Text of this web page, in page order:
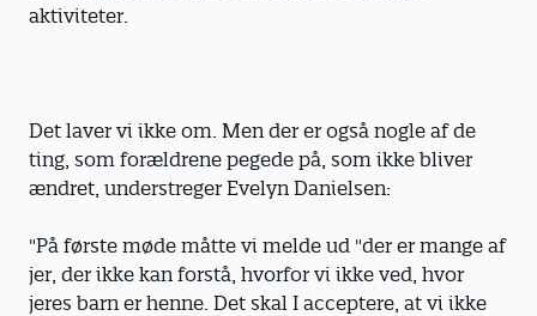
aktiviteter.
Det laver vi ikke om. Men der er også nogle af de
ting, som forældrene pegede på, som ikke bliver
ændret, understreger Evelyn Danielsen:
"På første møde måtte vi melde ud "der er mange af
jer, der ikke kan forstå, hvorfor vi ikke ved, hvor
jeres barn er henne. Det skal I acceptere, at vi ikke